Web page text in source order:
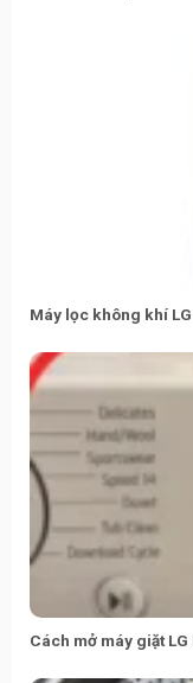
Máy lọc không khí
Cách mở máy giặt